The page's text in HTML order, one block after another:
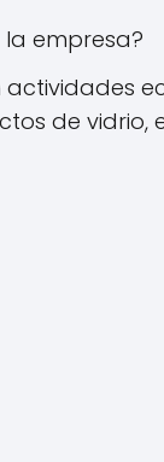
empresa?
de